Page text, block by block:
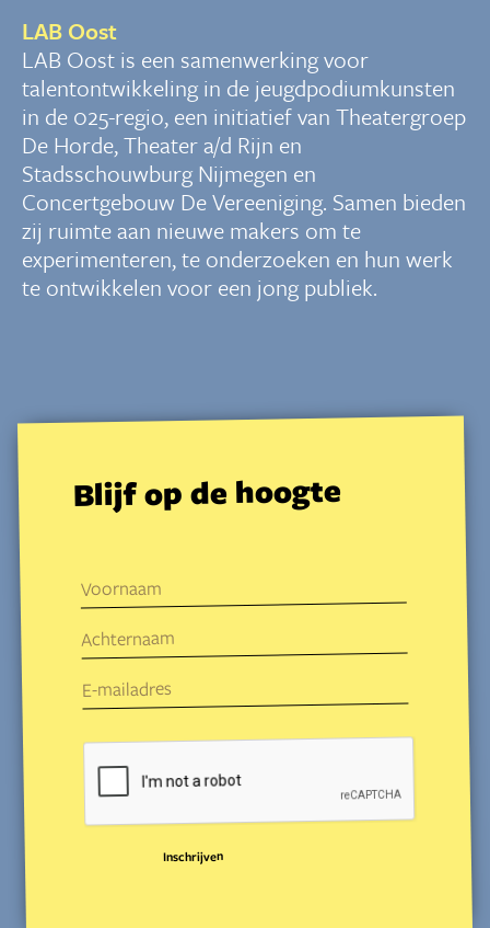
LAB Oost
LAB Oost is een samenwerking voor
talentontwikkeling in de jeugdpodiumkunsten
in de 025-regio, een initiatief van Theatergroep
De Horde, Theater a/d Rijn en
Stadsschouwburg Nijmegen en
Concertgebouw De Vereeniging. Samen bieden
zij ruimte aan nieuwe makers om te
experimenteren, te onderzoeken en hun werk
te ontwikkelen voor een jong publiek.
Blijf op de hoogte